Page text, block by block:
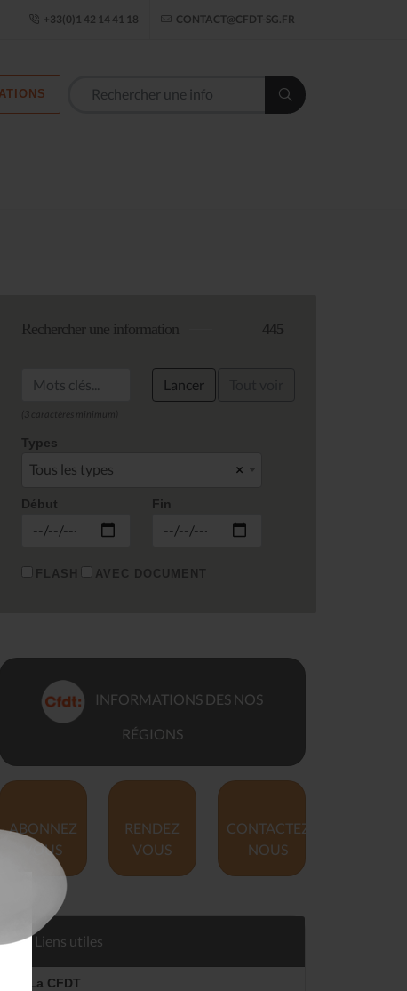
Google Établissement
+33(0)1 42 14 41 18 CONTACT@CFDT-SG.FR
Rechercher une information 445
Lancer
Types
×
Tous les types
Début Fin
FLASH AVEC DOCUMENT
INFORMATIONS DES NOS
RÉGIONS
ABONNEZ
VOUS
RENDEZ
VOUS
CONTACTEZ
NOUS
Liens utiles
La CFDT